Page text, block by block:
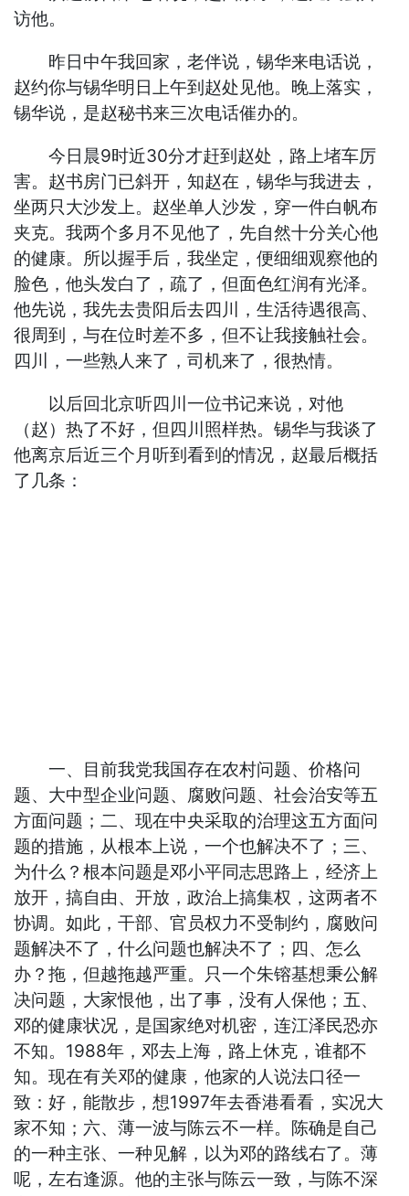
访他。
昨日中午我回家，老伴说，锡华来电话说，
赵约你与锡华明日上午到赵处见他。晚上落实，
锡华说，是赵秘书来三次电话催办的。
今日晨9时近30分才赶到赵处，路上堵车厉
害。赵书房门已斜开，知赵在，锡华与我进去，
坐两只大沙发上。赵坐单人沙发，穿一件白帆布
夹克。我两个多月不见他了，先自然十分关心他
的健康。所以握手后，我坐定，便细细观察他的
脸色，他头发白了，疏了，但面色红润有光泽。
他先说，我先去贵阳后去四川，生活待遇很高、
很周到，与在位时差不多，但不让我接触社会。
四川，一些熟人来了，司机来了，很热情。
以后回北京听四川一位书记来说，对他
（赵）热了不好，但四川照样热。锡华与我谈了
他离京后近三个月听到看到的情况，赵最后概括
了几条：
一、目前我党我国存在农村问题、价格问
题、大中型企业问题、腐败问题、社会治安等五
方面问题；二、现在中央采取的治理这五方面问
题的措施，从根本上说，一个也解决不了；三、
为什么？根本问题是邓小平同志思路上，经济上
放开，搞自由、开放，政治上搞集权，这两者不
协调。如此，干部、官员权力不受制约，腐败问
题解决不了，什么问题也解决不了；四、怎么
办？拖，但越拖越严重。只一个朱镕基想秉公解
决问题，大家恨他，出了事，没有人保他；五、
邓的健康状况，是国家绝对机密，连江泽民恐亦
不知。1988年，邓去上海，路上休克，谁都不
知。现在有关邓的健康，他家的人说法口径一
致：好，能散步，想1997年去香港看看，实况大
家不知；六、薄一波与陈云不一样。陈确是自己
的一种主张、一种见解，以为邓的路线右了。薄
呢，左右逢源。他的主张与陈云一致，与陈不深